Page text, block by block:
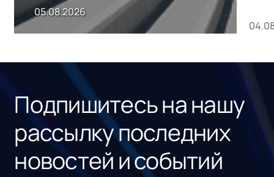
05.08.2026
Подпишитесь на нашу
рассылку последних
новостей и событий